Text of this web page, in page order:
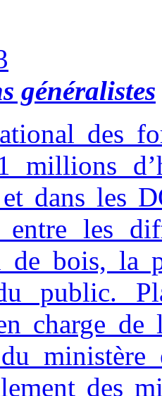
généralistes
des
millions
dans les
entre les
de bois, la
public.
charge de
ministère
des